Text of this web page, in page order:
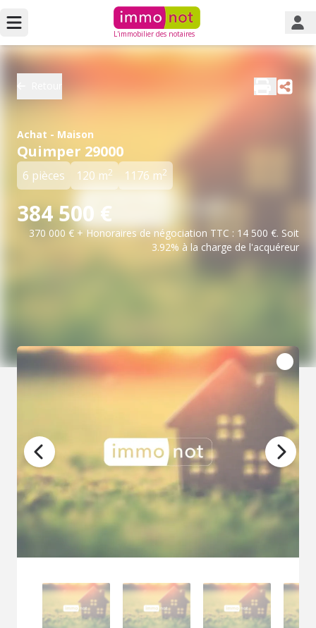
L'immobilier des notaires
Achat - Maison
Quimper 29000
6 pièces 120 m2 1176 m2
384 500 €
370 000 € + Honoraires de négociation TTC : 14 500 €. Soit
3.92% à la charge de l'acquéreur